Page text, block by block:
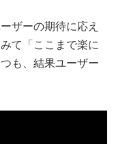
ザーの期待に応え
て「ここまで楽に
も、結果ユーザー